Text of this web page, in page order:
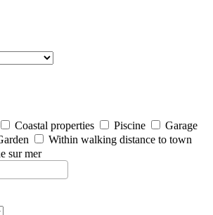
Coastal properties Piscine
Garage
Within walking distance to town
sur mer